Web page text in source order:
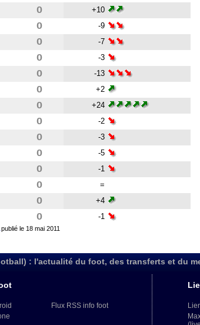
0 +10
0 -9
0 -7
0 -3
0 -13
0 +2
0 +24
0 -2
0 -3
0 -5
0 -1
0 =
0 +4
0 -1
publié le 18 mai 2011
: l'actualité du foot, des transferts et du
Flux RSS info foot